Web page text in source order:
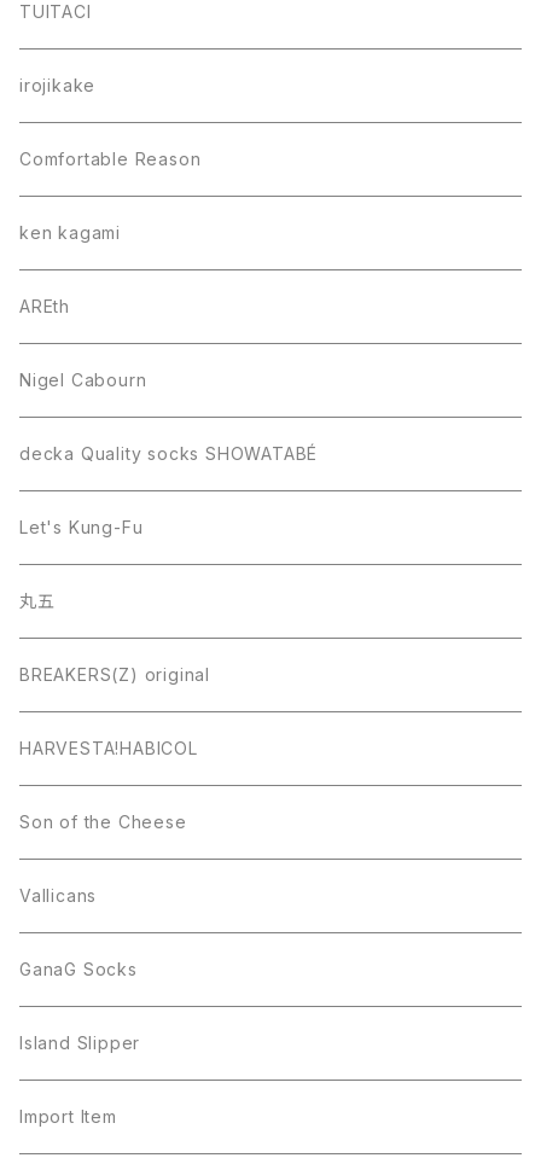
TUITACI
irojikake
Comfortable Reason
ken kagami
AREth
Nigel Cabourn
decka Quality socks SHOWATABÉ
Let's Kung-Fu
丸五
BREAKERS(Z) original
HARVESTA!HABICOL
Son of the Cheese
Vallicans
GanaG Socks
Island Slipper
Import Item